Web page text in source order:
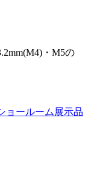
・M5の
ョールーム展示品